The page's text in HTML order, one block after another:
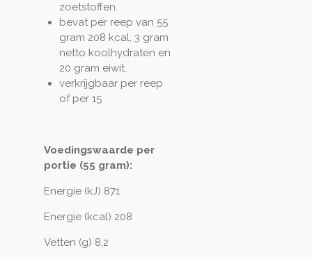
zoetstoffen.
bevat per reep van 55
gram 208 kcal, 3 gram
netto koolhydraten en
20 gram eiwit.
verkrijgbaar per reep
of per 15
Voedingswaarde per
portie (55 gram):
Energie (kJ) 871
Energie (kcal) 208
Vetten (g) 8,2